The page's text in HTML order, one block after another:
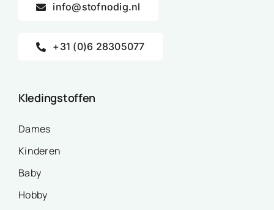
info@stofnodig.nl
+31 (0)6 28305077
Kledingstoffen
Dames
Kinderen
Baby
Hobby